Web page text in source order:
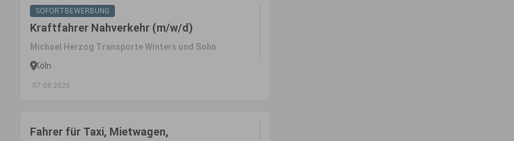
SOFORTBEWERBUNG
Kraftfahrer Nahverkehr (m/w/d)
Michael Herzog Transporte Winters und Sohn
Köln
07.08.2026
Fahrer für Taxi, Mietwagen,